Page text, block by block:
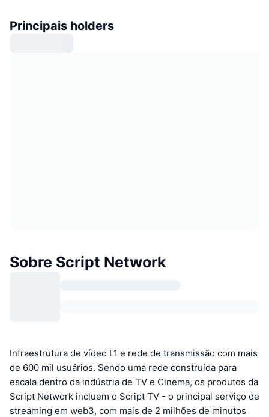
Principais holders
Sobre Script Network
Infraestrutura de vídeo L1 e rede de transmissão com mais
de 600 mil usuários. Sendo uma rede construída para
escala dentro da indústria de TV e Cinema, os produtos da
Script Network incluem o Script TV - o principal serviço de
streaming em web3, com mais de 2 milhões de minutos